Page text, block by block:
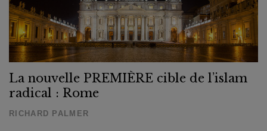
La nouvelle PREMIÈRE cible de l’islam
radical : Rome
RICHARD PALMER